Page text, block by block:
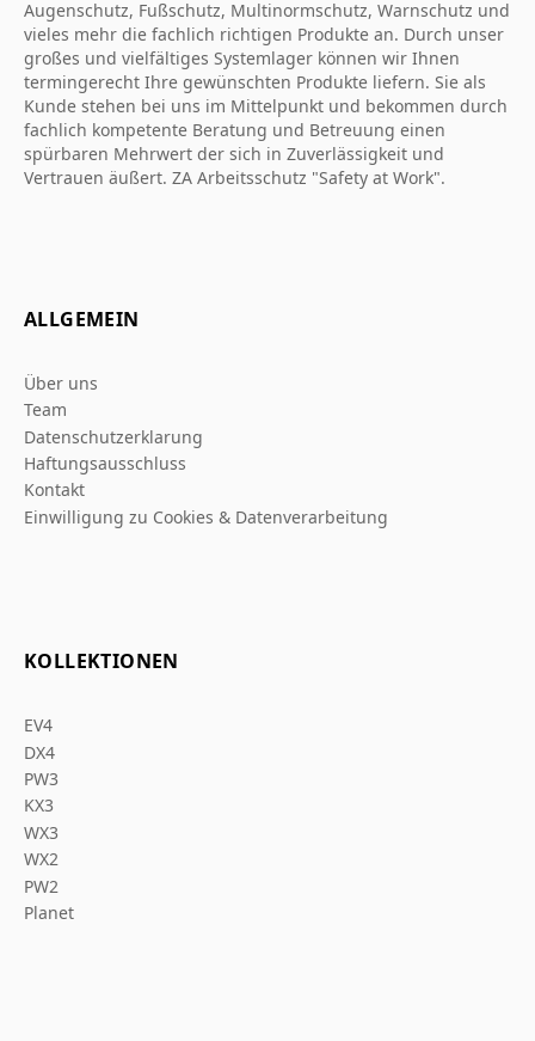
Augenschutz, Fußschutz, Multinormschutz, Warnschutz und
vieles mehr die fachlich richtigen Produkte an. Durch unser
großes und vielfältiges Systemlager können wir Ihnen
termingerecht Ihre gewünschten Produkte liefern. Sie als
Kunde stehen bei uns im Mittelpunkt und bekommen durch
fachlich kompetente Beratung und Betreuung einen
spürbaren Mehrwert der sich in Zuverlässigkeit und
Vertrauen äußert. ZA Arbeitsschutz "Safety at Work".
ALLGEMEIN
Über uns
Team
Datenschutzerklarung
Haftungsausschluss
Kontakt
Einwilligung zu Cookies & Datenverarbeitung
KOLLEKTIONEN
EV4
DX4
PW3
KX3
WX3
WX2
PW2
Planet